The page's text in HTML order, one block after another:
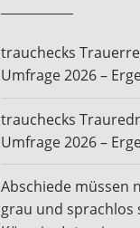
trauchecks
Umfrage 2026 –
trauchecks
Umfrage 2026 –
Abschiede müssen
grau und sprachlos